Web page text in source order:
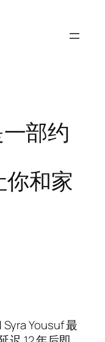
部约
你和家
Yousuf 最